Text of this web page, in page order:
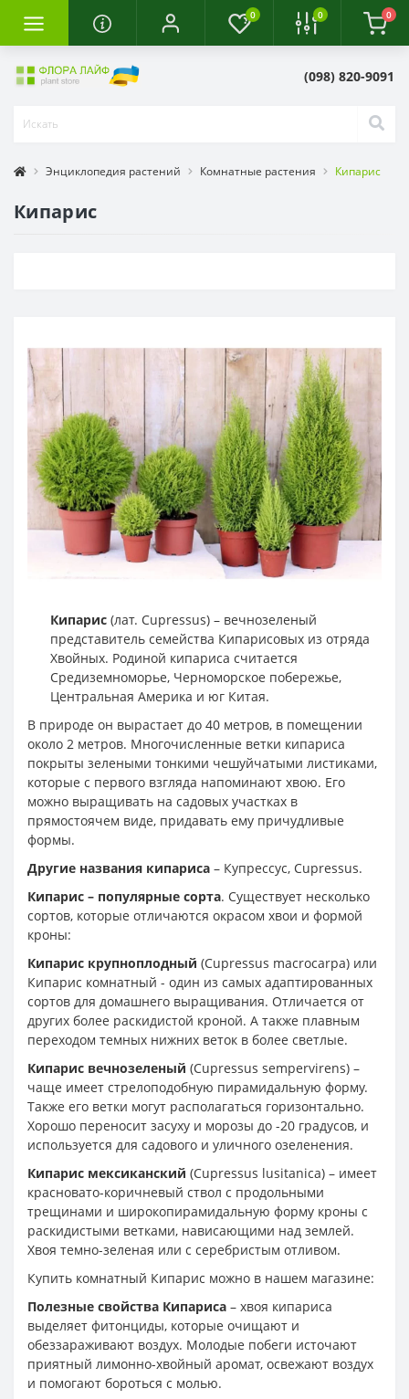
0 0 0
(098) 820-9091
Энциклопедия растений Комнатные растения Кипарис
Кипарис
Кипарис (лат. Cupressus) – вечнозеленый
представитель семейства Кипарисовых из отряда
Хвойных. Родиной кипариса считается
Средиземноморье, Черноморское побережье,
Центральная Америка и юг Китая.
В природе он вырастает до 40 метров, в помещении
около 2 метров. Многочисленные ветки кипариса
покрыты зелеными тонкими чешуйчатыми листиками,
которые с первого взгляда напоминают хвою. Его
можно выращивать на садовых участках в
прямостоячем виде, придавать ему причудливые
формы.
Другие названия кипариса – Купрессус, Cupressus.
Кипарис – популярные сорта. Существует несколько
сортов, которые отличаются окрасом хвои и формой
кроны:
Кипарис крупноплодный (Cupressus macrocarpa) или
Кипарис комнатный - один из самых адаптированных
сортов для домашнего выращивания. Отличается от
других более раскидистой кроной. А также плавным
переходом темных нижних веток в более светлые.
Кипарис вечнозеленый (Cupressus sempervirens) –
чаще имеет стрелоподобную пирамидальную форму.
Также его ветки могут располагаться горизонтально.
Хорошо переносит засуху и морозы до -20 градусов, и
используется для садового и уличного озеленения.
Кипарис мексиканский (Cupressus lusitanica) – имеет
красновато-коричневый ствол с продольными
трещинами и широкопирамидальную форму кроны с
раскидистыми ветками, нависающими над землей.
Хвоя темно-зеленая или с серебристым отливом.
Купить комнатный Кипарис можно в нашем магазине:
Полезные свойства Кипариса – хвоя кипариса
выделяет фитонциды, которые очищают и
обеззараживают воздух. Молодые побеги источают
приятный лимонно-хвойный аромат, освежают воздух
и помогают бороться с молью.